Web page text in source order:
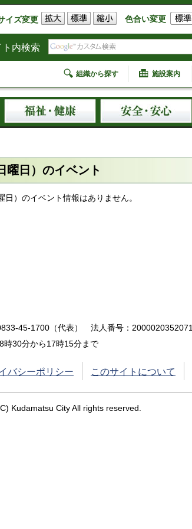
イズ変更 色合い変更
ト内検索
組織から探す 施設案内
曜日）のイベント
）のイベント情報はありません。
45-1700（代表）
法人番号：2000020352071
30分から17時15分まで
バシーポリシー このサイトについて
Kudamatsu City All rights reserved.